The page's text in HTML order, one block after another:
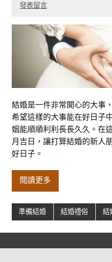
發表留言
結婚是一件非常開心的大事
希望這樣的大事能在好日子
姻能順順利利長長久久。在
月吉日，讓打算結婚的新人
好日子。
閱讀更多
準備結婚 結婚禮俗 結